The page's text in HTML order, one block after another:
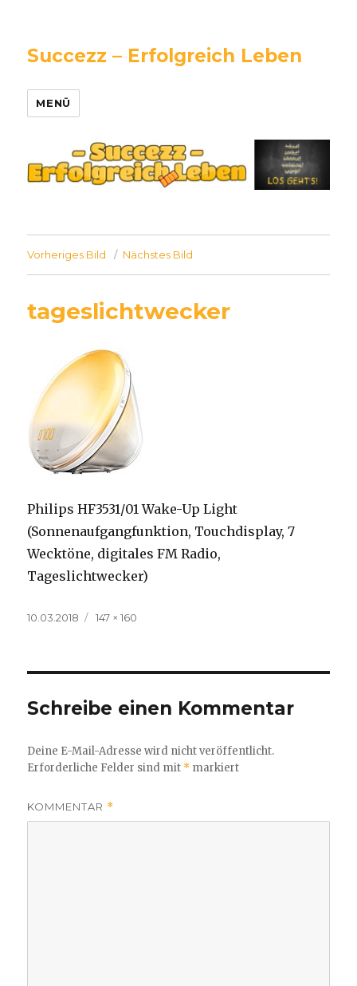
Succezz – Erfolgreich Leben
MENÜ
Vorheriges Bild Nächstes Bild
tageslichtwecker
Philips HF3531/01 Wake-Up Light
(Sonnenaufgangfunktion, Touchdisplay, 7
Wecktöne, digitales FM Radio,
Tageslichtwecker)
Veröffentlicht
10.03.2018
Volle
147 × 160
Schreibe einen Kommentar
Deine E-Mail-Adresse wird nicht veröffentlicht.
Erforderliche Felder sind mit * markiert
KOMMENTAR *